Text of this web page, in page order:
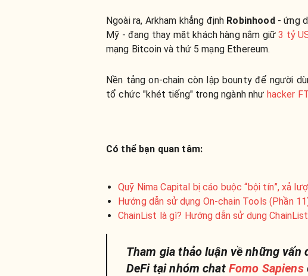
Ngoài ra, Arkham khẳng định Robinhood - ứng
Mỹ - đang thay mặt khách hàng nắm giữ3 tỷ
mạng Bitcoin và thứ 5 mạng Ethereum.
Nền tảng on-chain còn lập bounty để người
tổ chức "khét tiếng" trong ngành như hacker
Có thể bạn quan tâm:
Quỹ Nima Capital bị cáo buộc “bội tín”, xả
Hướng dẫn sử dụng On-chain Tools (Phần
ChainList là gì? Hướng dẫn sử dụng
Tham gia thảo luận về những vấn
DeFi tại nhóm chat Fomo Sapiens